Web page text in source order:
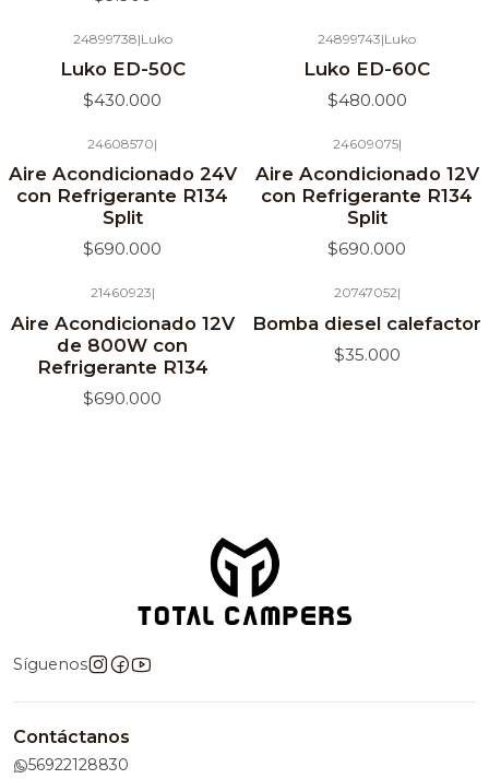
24899738|Luko
Luko ED-50C
$430.000
24899743|Luko
Luko ED-60C
$480.000
24608570|
Aire Acondicionado 24V
con Refrigerante R134
Split
$690.000
24609075|
Aire Acondicionado 12V
con Refrigerante R134
Split
$690.000
21460923|
Aire Acondicionado 12V
de 800W con
Refrigerante R134
$690.000
20747052|
Bomba diesel calefactor
$35.000
Síguenos
Contáctanos
56922128830